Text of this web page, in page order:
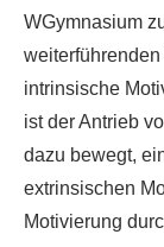
WGymnasium
intrinsische
ist der Antrieb
dazu bewegt,
extrinsischen
Motivierung